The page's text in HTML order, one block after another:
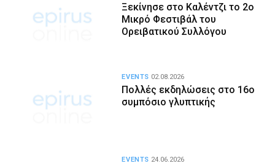
Ξεκίνησε στο Καλέντζι το 2ο
Μικρό Φεστιβάλ του
Ορειβατικού Συλλόγου
Πολλές εκδηλώσεις στο 16ο
συμπόσιο γλυπτικής
EVENTS 02.08.2026
EVENTS 24.06.2026